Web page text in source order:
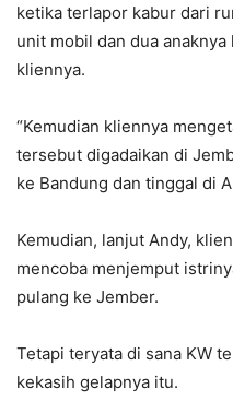
ketika terlapor kabur dari
unit mobil dan dua
kliennya.
“Kemudian kliennya
tersebut digadaikan di
ke Bandung dan tinggal di
Kemudian, lanjut Andy,
mencoba menjemput
pulang ke Jember.
Tetapi teryata di sana KW
kekasih gelapnya itu.